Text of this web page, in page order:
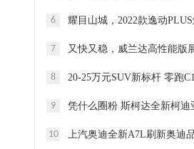
6 耀目山城，2022款逸动
7 又快又稳，威兰达高性能版展现四驱中型
8 20-25万元SUV新标杆 零跑C11性能
9 凭什么圈粉 斯柯达全新柯迪亚克试
10 上汽奥迪全新A7L刷新奥迪品牌国产